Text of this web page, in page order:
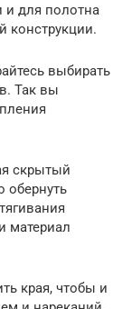
и для полотна
конструкции.
выбирать
Так вы
скрытый
обернуть
материал
края, чтобы и